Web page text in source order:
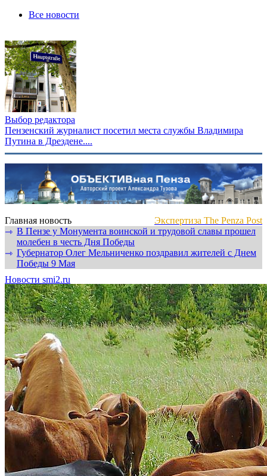
Все новости
Выбор редактора
Пензенский журналист посетил места службы Владимира
Путина в Дрездене....
Главная новость
Экспертиза The Penza Post
⇾ В Пензе у Монумента воинской и трудовой славы прошел
молебен в честь Дня Победы
⇾ Губернатор Олег Мельниченко поздравил жителей с Днем
Победы 9 Мая
Новости smi2.ru